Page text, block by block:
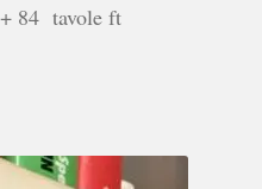
84 tavole ft